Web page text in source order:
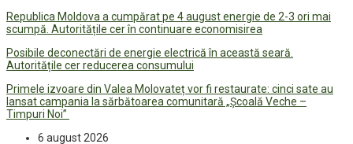
Republica Moldova a cumpărat pe 4 august energie de 2-3 ori mai
scumpă. Autoritățile cer în continuare economisirea
Posibile deconectări de energie electrică în această seară.
Autoritățile cer reducerea consumului
Primele izvoare din Valea Molovateț vor fi restaurate: cinci sate au
lansat campania la sărbătoarea comunitară „Școală Veche –
Timpuri Noi”
6 august 2026